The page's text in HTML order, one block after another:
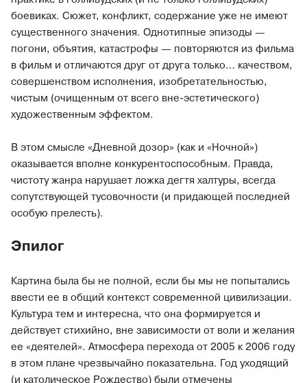
боевиках. Сюжет, конфликт, содержание уже не имеют
существенного значения. Однотипные эпизоды —
погони, объятия, катастрофы — повторяются из фильма
в фильм и отличаются друг от друга только… качеством,
совершенством исполнения, изобретательностью,
чистым (очищенным от всего вне-эстетического)
художественным эффектом.
В этом смысле «Дневной дозор» (как и «Ночной»)
оказывается вполне конкурентоспособным. Правда,
чистоту жанра нарушает ложка дегтя халтуры, всегда
сопутствующей тусовочности (и придающей последней
особую прелесть).
Эпилог
Картина была бы не полной, если бы мы не попытались
ввести ее в общий контекст современной цивилизации.
Культура тем и интересна, что она формируется и
действует стихийно, вне зависимости от воли и желания
ее «деятелей». Атмосфера перехода от 2005 к 2006 году
в этом плане чрезвычайно показательна. Год уходящий
(и католическое Рождество) были отмечены